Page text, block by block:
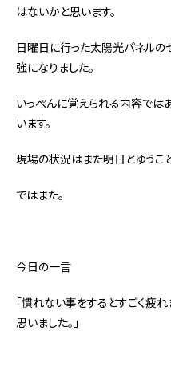
はないかと思います。
日曜日に行った太陽光パネルの
強になりました。
いっぺんに覚えられる内容では
います。
現場の状況はまた明日とゆうこと
ではまた。
今日の一言
「慣れない事をするとすごく疲
思いました。」